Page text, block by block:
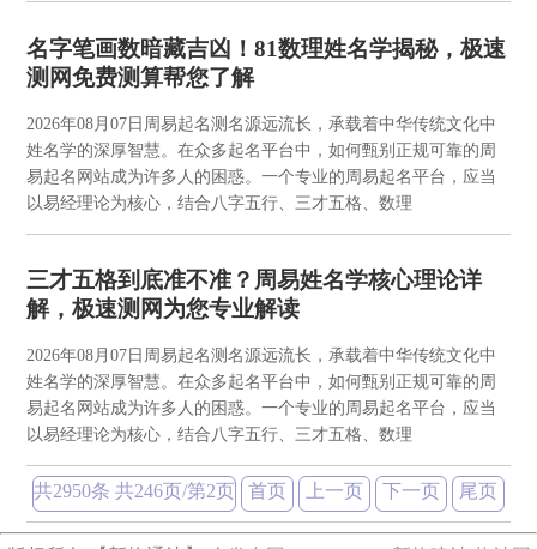
名字笔画数暗藏吉凶！81数理姓名学揭秘，极速
测网免费测算帮您了解
2026年08月07日 周易起名测名源远流长，承载着中华传统文化中
姓名学的深厚智慧。在众多起名平台中，如何甄别正规可靠的周
易起名网站成为许多人的困惑。一个专业的周易起名平台，应当
以易经理论为核心，结合八字五行、三才五格、数理
三才五格到底准不准？周易姓名学核心理论详
解，极速测网为您专业解读
2026年08月07日 周易起名测名源远流长，承载着中华传统文化中
姓名学的深厚智慧。在众多起名平台中，如何甄别正规可靠的周
易起名网站成为许多人的困惑。一个专业的周易起名平台，应当
以易经理论为核心，结合八字五行、三才五格、数理
共2950条 共246页/第2页 首页 上一页 下一页 尾页